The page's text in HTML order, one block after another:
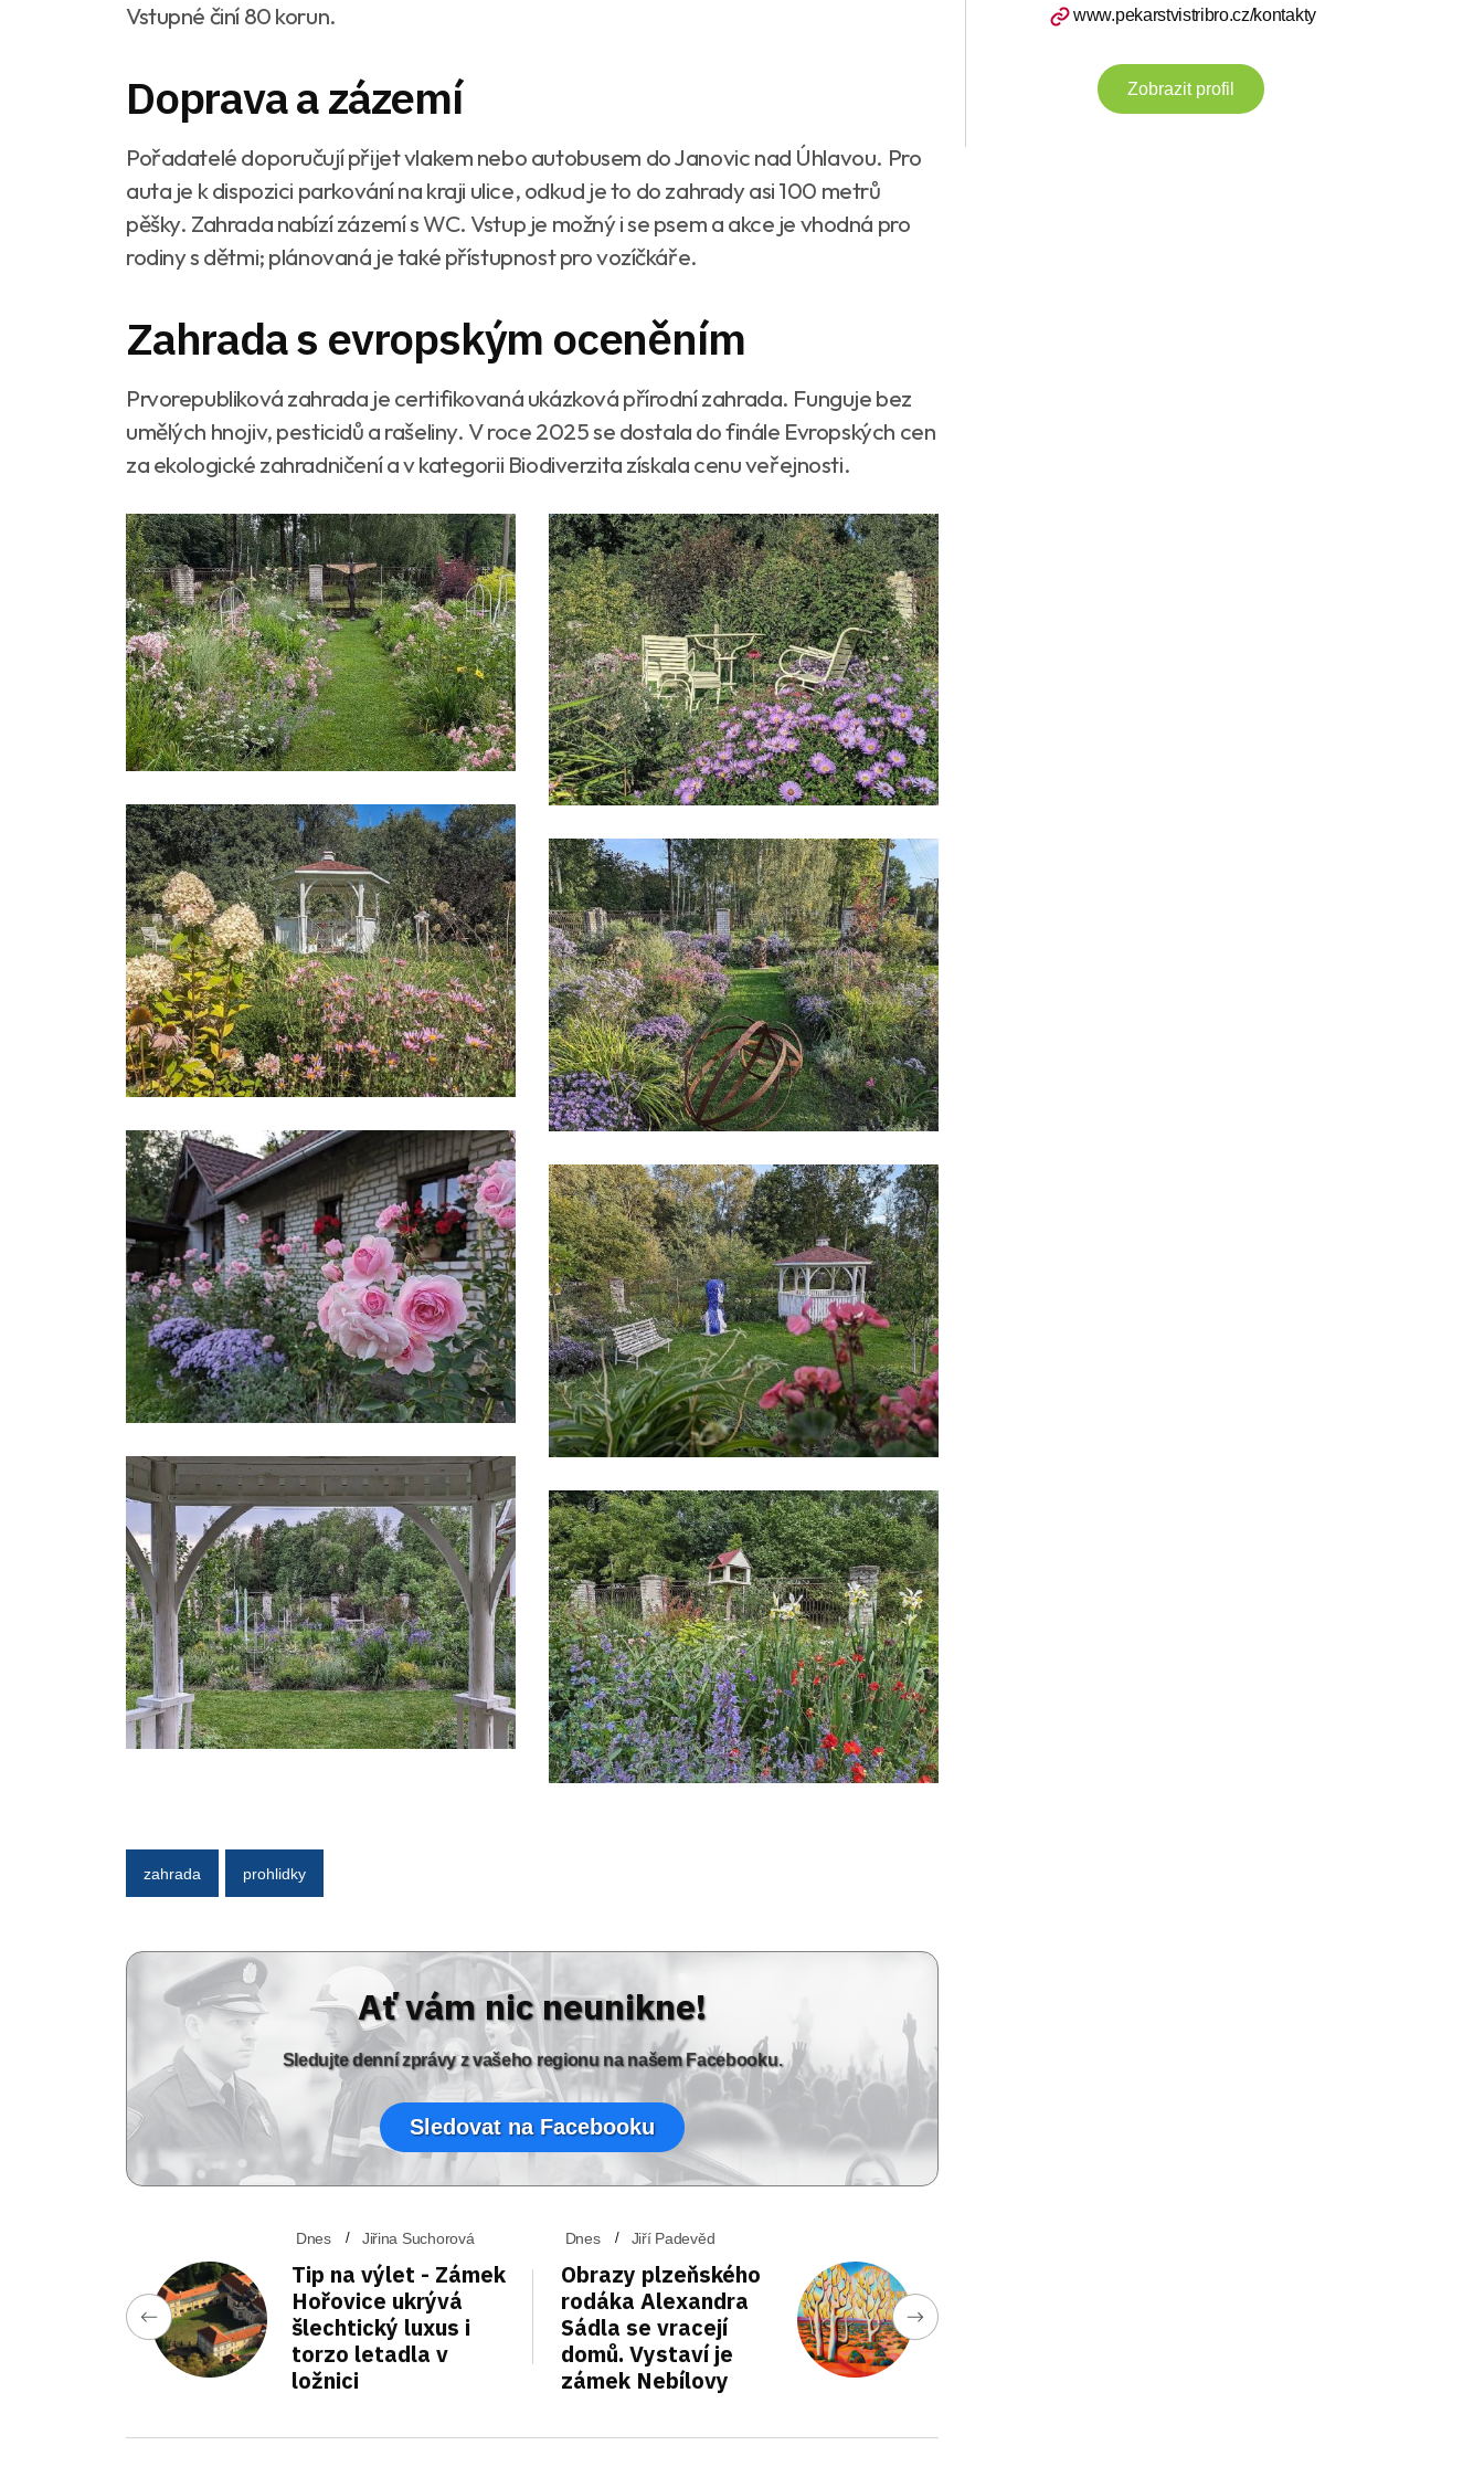
Vstupné činí 80 korun.
Doprava a zázemí
Pořadatelé doporučují přijet vlakem nebo autobusem do Janovic nad Úhlavou. Pro
auta je k dispozici parkování na kraji ulice, odkud je to do zahrady asi 100 metrů
pěšky. Zahrada nabízí zázemí s WC. Vstup je možný i se psem a akce je vhodná pro
rodiny s dětmi; plánovaná je také přístupnost pro vozíčkáře.
Zahrada s evropským oceněním
Prvorepubliková zahrada je certifikovaná ukázková přírodní zahrada. Funguje bez
umělých hnojiv, pesticidů a rašeliny. V roce 2025 se dostala do finále Evropských cen
za ekologické zahradničení a v kategorii Biodiverzita získala cenu veřejnosti.
zahrada prohlidky
Ať vám nic neunikne!
Sledujte denní zprávy z vašeho regionu na našem Facebooku.
Sledovat na Facebooku
Dnes Jiřina Suchorová
Tip na výlet - Zámek
Hořovice ukrývá
šlechtický luxus i
torzo letadla v
ložnici
Dnes Jiří Padevěd
Obrazy plzeňského
rodáka Alexandra
Sádla se vracejí
domů. Vystaví je
zámek Nebílovy
www.pekarstvistribro.cz/kontakty
Zobrazit profil